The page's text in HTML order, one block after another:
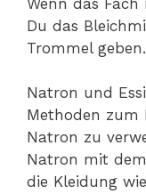
Du das
Trommel geben.
Natron und
Methoden zum
Natron zu
Natron mit
die Kleidung